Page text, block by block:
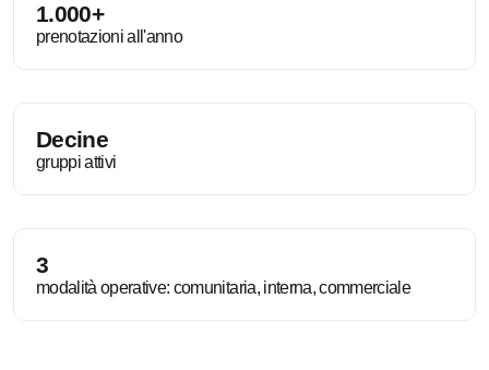
1.000+
prenotazioni all'anno
Decine
gruppi attivi
3
modalità operative: comunitaria, interna, commerciale